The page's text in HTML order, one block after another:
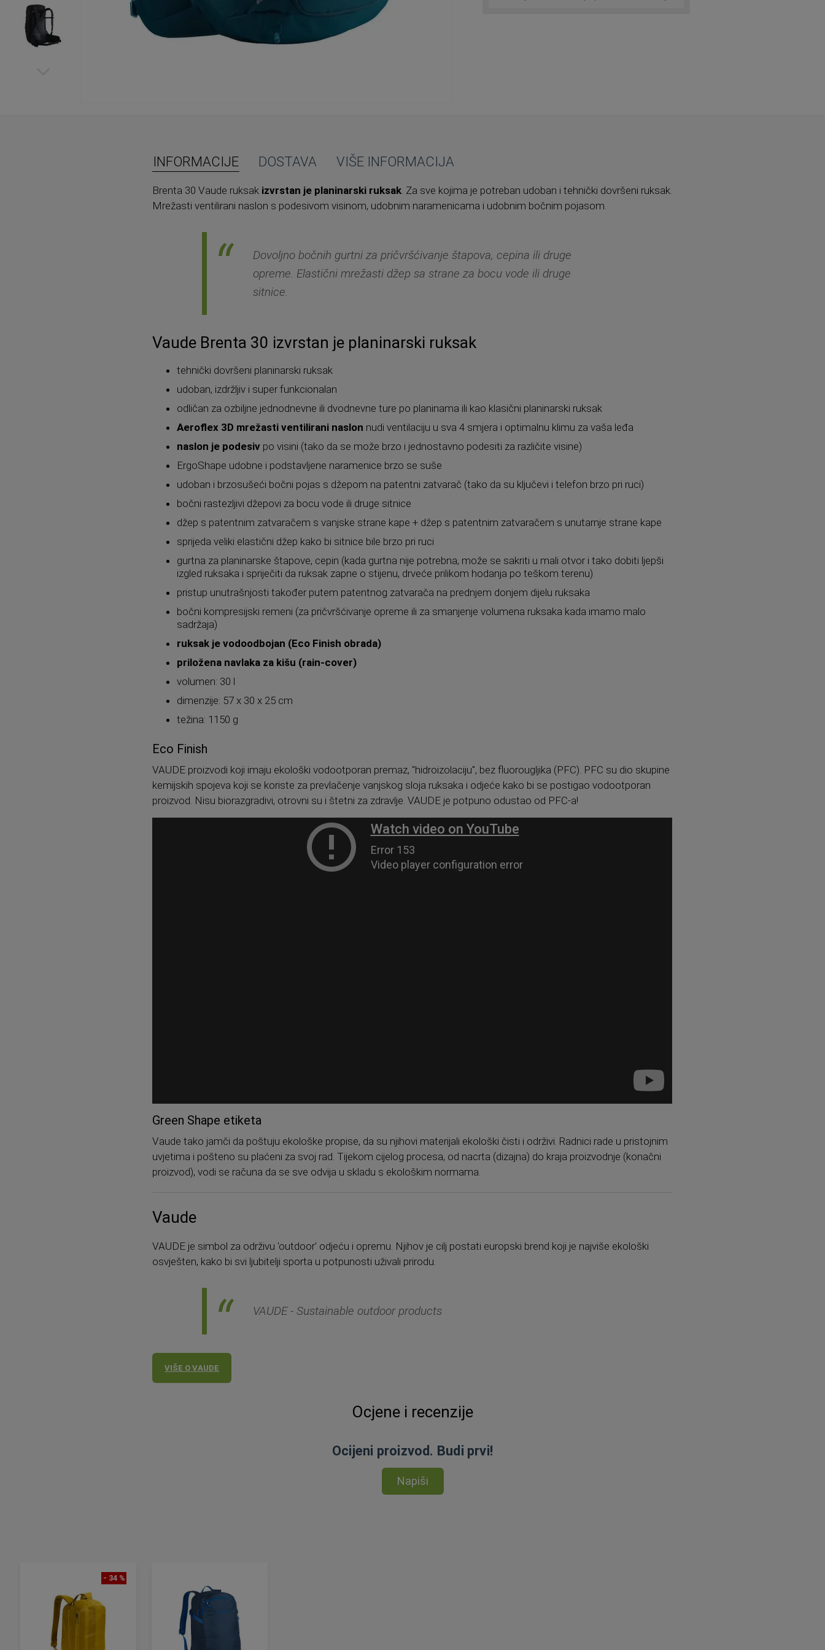
INFORMACIJE
Brenta 30 Vaude ruksak izvrstan je planinarski ruksak . Za sve kojima je potreban udoban i tehnički dovršeni ruksak.
Mrežasti ventilirani naslon s podesivom visinom, udobnim naramenicama i udobnim bočnim pojasom.
Dovoljno bočnih gurtni za pričvršćivanje štapova, cepina ili druge
opreme. Elastični mrežasti džep sa strane za bocu vode ili druge
sitnice.
Vaude Brenta 30 izvrstan je planinarski ruksak
tehnički dovršeni planinarski ruksak
udoban, izdržljiv i super funkcionalan
odličan za ozbiljne jednodnevne ili dvodnevne ture po planinama ili kao klasični planinarski ruksak
Aeroflex 3D mrežasti ventilirani naslon nudi ventilaciju u sva 4 smjera i optimalnu klimu za vaša leđa
naslon je podesiv po visini (tako da se može brzo i jednostavno podesiti za različite visine)
ErgoShape udobne i podstavljene naramenice brzo se suše
udoban i brzosušeći bočni pojas s džepom na patentni zatvarač (tako da su ključevi i telefon brzo pri ruci)
bočni rastezljivi džepovi za bocu vode ili druge sitnice
džep s patentnim zatvaračem s vanjske strane kape + džep s patentnim zatvaračem s unutarnje strane kape
sprijeda veliki elastični džep kako bi sitnice bile brzo pri ruci
gurtna za planinarske štapove, cepin (kada gurtna nije potrebna, može se sakriti u mali otvor i tako dobiti ljepši
izgled ruksaka i spriječiti da ruksak zapne o stijenu, drveće prilikom hodanja po teškom terenu)
pristup unutrašnjosti također putem patentnog zatvarača na prednjem donjem dijelu ruksaka
bočni kompresijski remeni (za pričvršćivanje opreme ili za smanjenje volumena ruksaka kada imamo malo
sadržaja)
ruksak je vodoodbojan (Eco Finish obrada)
priložena navlaka za kišu (rain-cover)
volumen: 30 l
dimenzije: 57 x 30 x 25 cm
težina: 1150 g
Eco Finish
VAUDE proizvodi koji imaju ekološki vodootporan premaz, "hidroizolaciju", bez fluorougljika (PFC). PFC su dio skupine
kemijskih spojeva koji se koriste za prevlačenje vanjskog sloja ruksaka i odjeće kako bi se postigao vodootporan
proizvod. Nisu biorazgradivi, otrovni su i štetni za zdravlje. VAUDE je potpuno odustao od PFC-a!
Green Shape etiketa
Vaude tako jamči da poštuju ekološke propise, da su njihovi materijali ekološki čisti i održivi. Radnici rade u pristojnim
uvjetima i pošteno su plaćeni za svoj rad. Tijekom cijelog procesa, od nacrta (dizajna) do kraja proizvodnje (konačni
proizvod), vodi se računa da se sve odvija u skladu s ekološkim normama.
Vaude
VAUDE je simbol za održivu 'outdoor' odjeću i opremu. Njihov je cilj postati europski brend koji je najviše ekološki
osvješten, kako bi svi ljubitelji sporta u potpunosti uživali prirodu.
VAUDE - Sustainable outdoor products
VIŠE O VAUDE
DOSTAVA VIŠE INFORMACIJA
Ocjene i recenzije
Ocijeni proizvod. Budi prvi!
Napiši
- 34 %